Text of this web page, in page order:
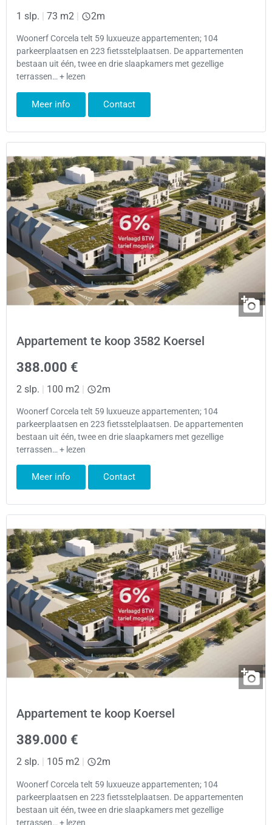
1 slp. | 73 m2 | 2m
Woonerf Corcela telt 59 luxueuze appartementen; 104
parkeerplaatsen en 223 fietsstelplaatsen. De appartementen
bestaan uit één, twee en drie slaapkamers met gezellige
terrassen… + lezen
Meer info Contact
Appartement te koop 3582 Koersel
388.000 €
2 slp. | 100 m2 | 2m
Woonerf Corcela telt 59 luxueuze appartementen; 104
parkeerplaatsen en 223 fietsstelplaatsen. De appartementen
bestaan uit één, twee en drie slaapkamers met gezellige
terrassen… + lezen
Meer info Contact
Appartement te koop Koersel
389.000 €
2 slp. 105 m2 2m
Woonerf Corcela telt 59 luxueuze appartementen; 104
parkeerplaatsen en 223 fietsstelplaatsen. De appartementen
bestaan uit één, twee en drie slaapkamers met gezellige
terrassen… + lezen